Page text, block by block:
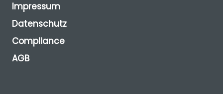
Impressum
Datenschutz
Compliance
AGB